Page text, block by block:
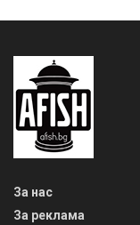
За нас
За реклама